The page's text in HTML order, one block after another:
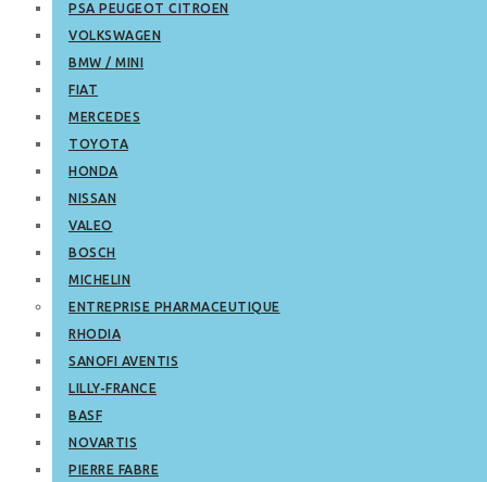
PSA PEUGEOT CITROEN
VOLKSWAGEN
BMW / MINI
FIAT
MERCEDES
TOYOTA
HONDA
NISSAN
VALEO
BOSCH
MICHELIN
ENTREPRISE PHARMACEUTIQUE
RHODIA
SANOFI AVENTIS
LILLY-FRANCE
BASF
NOVARTIS
PIERRE FABRE